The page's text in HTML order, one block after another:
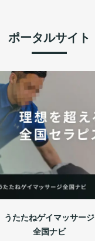
ポータルサイト
うたたねゲイマッサージ
全国ナビ